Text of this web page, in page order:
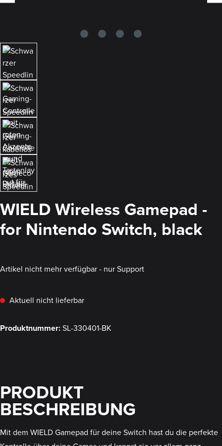
WIELD Wireless Gamepad -
for Nintendo Switch, black
Artikel nicht mehr verfügbar - nur Support
Aktuell nicht lieferbar
Produktnummer:SL-330401-BK
PRODUKT
BESCHREIBUNG
Mit dem WIELD Gamepad für deine Switch hast du die perfekte